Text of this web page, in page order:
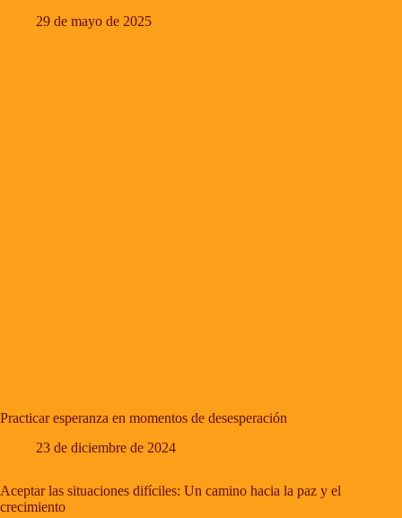
29 de mayo de 2025
Practicar esperanza en momentos de desesperación
23 de diciembre de 2024
Aceptar las situaciones difíciles: Un camino hacia la paz y el
crecimiento